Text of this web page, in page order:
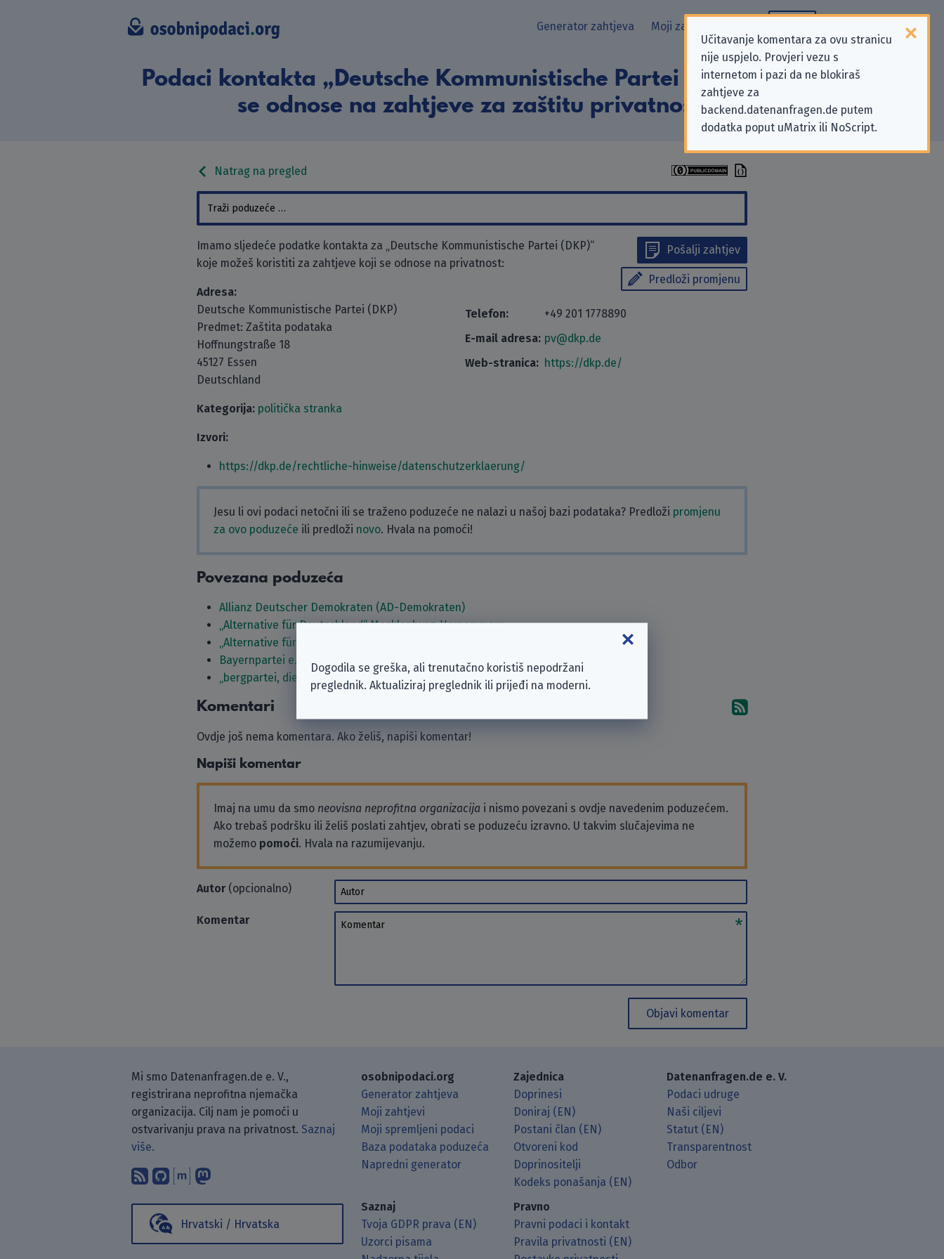
Učitavanje komentara za ovu stranicu
nije uspjelo. Provjeri vezu s
internetom i pazi da ne blokiraš
zahtjeve za
backend.datenanfragen.de putem
dodatka poput uMatrix ili NoScript.
Generator zahtjeva Moji zahtjevi
Podaci kontakta „Deutsche Kommunistische Partei (DKP)” koji
se odnose na zahtjeve za zaštitu privatnosti
Natrag na pregled
Pošalji zahtjev
Predloži promjenu
Imamo sljedeće podatke kontakta za „Deutsche Kommunistische Partei (DKP)“
koje možeš koristiti za zahtjeve koji se odnose na privatnost:
Adresa:
Deutsche Kommunistische Partei (DKP)
Predmet: Zaštita podataka
Hoffnungstraße 18
45127 Essen
Deutschland
Telefon:
+49 201 1778890
E-mail adresa: pv@dkp.de
Web-stranica: https://dkp.de/
Kategorija: politička stranka
Izvori:
https://dkp.de/rechtliche-hinweise/datenschutzerklaerung/
Jesu li ovi podaci netočni ili se traženo poduzeće ne nalazi u našoj bazi podataka? Predloži promjenu
za ovo poduzeće ili predloži novo. Hvala na pomoći!
Povezana poduzeća
Allianz Deutscher Demokraten (AD-Demokraten)
„Alternative für Deutschland“ Mecklenburg-Vorpommern
„Alternative für Deutschland“ (AfD)
Bayernpartei e.V.
„bergpartei, die überpartei“; ökoanarchistisch-realdadaistisches sammelbecken (B*)
Komentari Pretplati se na komentare
Ovdje još nema komentara. Ako želiš, napiši komentar!
Napiši komentar
Imaj na umu da smo neovisna neprofitna organizacija i nismo povezani s ovdje navedenim poduzećem.
Ako trebaš podršku ili želiš poslati zahtjev, obrati se poduzeću izravno. U takvim slučajevima ne
možemo pomoći. Hvala na razumijevanju.
Autor(opcionalno) Autor
Komentar Komentar
Objavi komentar
Mi smo Datenanfragen.de e. V.,
registrirana neprofitna njemačka
organizacija. Cilj nam je pomoći u
ostvarivanju prava na privatnost. Saznaj
više.
Pretplati se na naš blog koristeći RSS čitač.
Pronađi nas na GitHubu.
Raspravljaj s nama putem Matrixa.
Prati nas na Mastodonu.
Hrvatski / Hrvatska
osobnipodaci.org
Generator zahtjeva
Moji zahtjevi
Moji spremljeni podaci
Baza podataka poduzeća
Napredni generator
Zajednica
Doprinesi
Doniraj (EN)
Postani član (EN)
Otvoreni kod
Doprinositelji
Kodeks ponašanja (EN)
Datenanfragen.de e. V.
Podaci udruge
Naši ciljevi
Statut (EN)
Transparentnost
Odbor
Saznaj
Tvoja GDPR prava (EN)
Uzorci pisama
Pravno
Pravni podaci i kontakt
Pravila privatnosti (EN)
Dogodila se greška, ali trenutačno koristiš nepodržani
preglednik. Aktualiziraj preglednik ili prijeđi na moderni.